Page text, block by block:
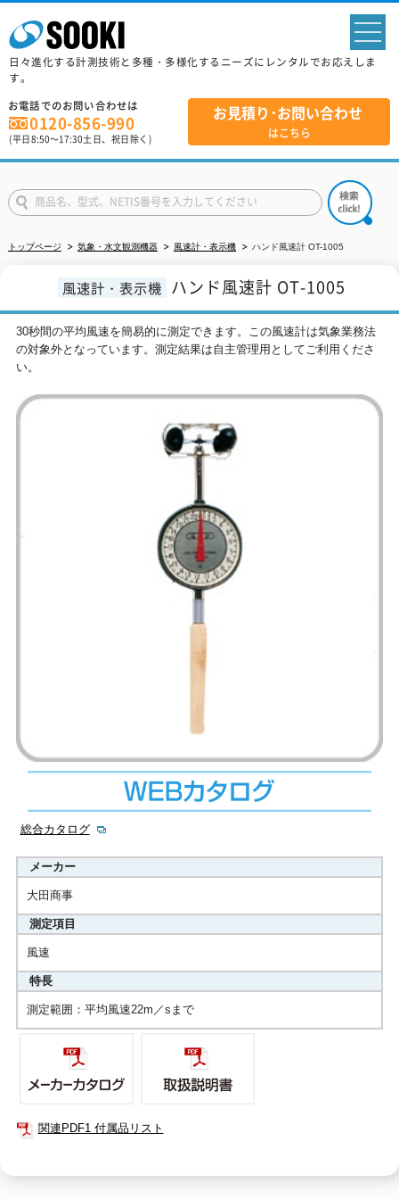
日々進化する計測技術と多種・多様化するニーズにレンタルでお応えしま
す。
お電話でのお問い合わせは
0120-856-990
(平日8:50～17:30土日、祝日除く)
お見積り･お問い合わせ
はこちら
トップページ 気象・水文観測機器 風速計・表示機 ハンド風速計 OT-1005
風速計・表示機 ハンド風速計 OT-1005
30秒間の平均風速を簡易的に測定できます。この風速計は気象業務法
の対象外となっています。測定結果は自主管理用としてご利用くださ
い。
総合カタログ
メーカー
大田商事
測定項目
風速
特長
測定範囲：平均風速22m／sまで
関連PDF1 付属品リスト